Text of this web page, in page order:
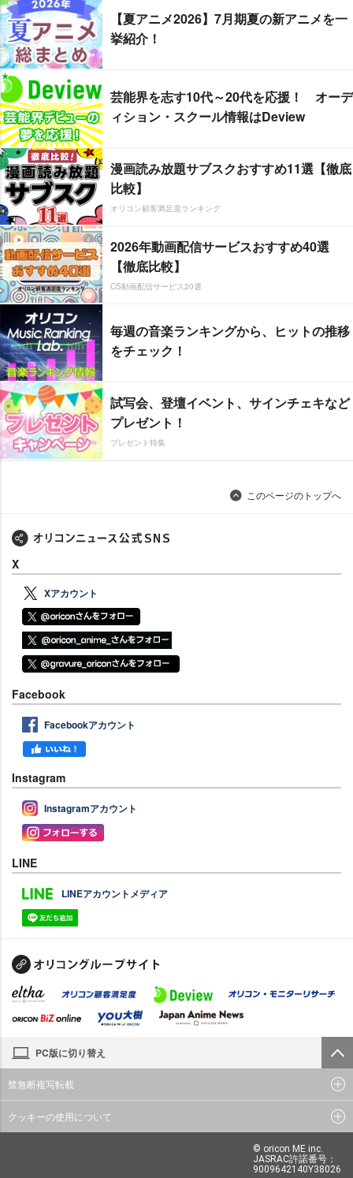
【夏アニメ2026】7月期夏の新アニメを一
挙紹介！
芸能界を志す10代～20代を応援！ オーデ
ィション・スクール情報はDeview
漫画読み放題サブスクおすすめ11選【徹底
比較】
オリコン顧客満足度ランキング
2026年動画配信サービスおすすめ40選
【徹底比較】
CS動画配信サービス20選
毎週の音楽ランキングから、ヒットの推移
をチェック！
試写会、登壇イベント、サインチェキなど
プレゼント！
プレゼント特集
このページのトップへ
X
Xアカウント
Facebook
Facebookアカウント
Instagram
Instagramアカウント
LINE
LINEアカウントメディア
PC版に切り替え
禁無断複写転載
クッキーの使用について
© oricon ME inc.
JASRAC許諾番号：
9009642140Y38026